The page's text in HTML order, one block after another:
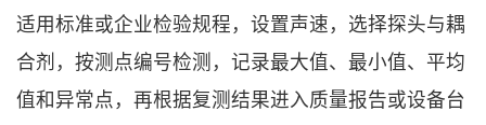
适用标准或企业检验规程，设置声速，选择探头与耦
合剂，按测点编号检测，记录最大值、最小值、平均
值和异常点，再根据复测结果进入质量报告或设备台